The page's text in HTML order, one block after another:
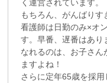
く運営されています。
もちろん、がんばりす
看護師は日勤のみ×オ
す。早番、遅番はあり
なれるのは、お子さん
ますよね！
さらに定年65歳を採